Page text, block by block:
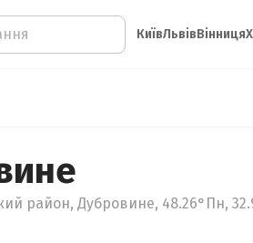
КиївЛьвівВінниця
район, Дубровине, 48.26°Пн,